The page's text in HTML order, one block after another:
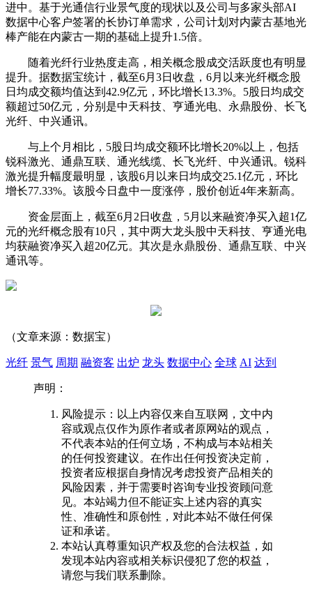
进中。基于光通信行业景气度的现状以及公司与多家头部AI
数据中心客户签署的长协订单需求，公司计划对内蒙古基地光
棒产能在内蒙古一期的基础上提升1.5倍。
随着光纤行业热度走高，相关概念股成交活跃度也有明显
提升。据数据宝统计，截至6月3日收盘，6月以来光纤概念股
日均成交额均值达到42.9亿元，环比增长13.3%。5股日均成交
额超过50亿元，分别是中天科技 亨通光电 永鼎股份 、长飞
光纤、 中兴通讯。
与上个月相比，5股日均成交额环比增长20%以上，包括
锐科激光
通鼎互联 通光线缆 、长飞光纤、 中兴通讯。 锐科
激光提升幅度最明显，该股6月以来日均成交25.1亿元，环比
增长77.33%。该股今日盘中一度涨停，股价创近4年来新高。
资金层面上，截至6月2日收盘，5月以来融资净买入超1亿
元的光纤概念股有10只，其中两大龙头股中天科技 、亨通光电
均获融资净买入超20亿元。其次是永鼎股份 、通鼎互联、 中兴
通讯等。
（文章来源：数据宝）
光纤 景气 周期 融资客 出炉 龙头 数据中心 全球 AI 达到
声明：
风险提示：以上内容仅来自互联网，文中内
容或观点仅作为原作者或者原网站的观点，
不代表本站的任何立场，不构成与本站相关
的任何投资建议。在作出任何投资决定前，
投资者应根据自身情况考虑投资产品相关的
风险因素，并于需要时咨询专业投资顾问意
见。本站竭力但不能证实上述内容的真实
性、准确性和原创性，对此本站不做任何保
证和承诺。
本站认真尊重知识产权及您的合法权益，如
发现本站内容或相关标识侵犯了您的权益，
请您与我们联系删除。